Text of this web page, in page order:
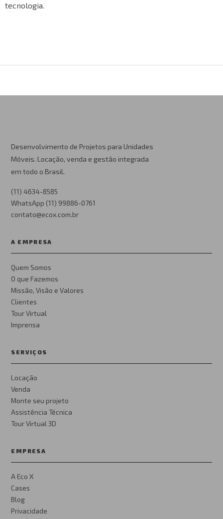
tecnologia.
Desenvolvimento de Projetos para Unidades
Móveis. Locação, venda e gestão integrada
em todo o Brasil.
(11) 4634-8585
WhatsApp (11) 99886-0761
contato@ecox.com.br
A EMPRESA
Quem Somos
O que Fazemos
Missão, Visão e Valores
Clientes
Tour Virtual
Imprensa
SERVIÇOS
Locação
Venda
Monte seu projeto
Assistência Técnica
Tour Virtual 3D
EMPRESA
A Eco X
Cases
Blog
Privacidade